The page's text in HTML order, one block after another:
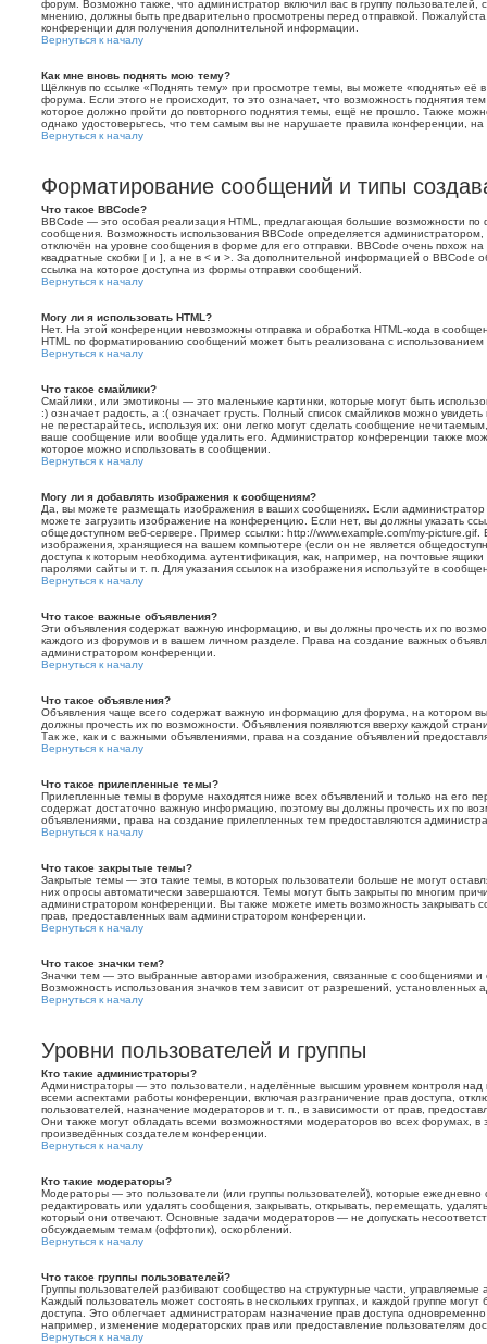
форум. Возможно также, что администратор включил вас в группу пользователей,
мнению, должны быть предварительно просмотрены перед отправкой.
конференции для получения дополнительной информации.
Вернуться к началу
Как мне вновь поднять мою тему?
Щёлкнув по ссылке «Поднять тему» при просмотре темы, вы можете «поднять» её
форума. Если этого не происходит, то это означает, что возможность поднятия
которое должно пройти до повторного поднятия темы, ещё не прошло. Также
однако удостоверьтесь, что тем самым вы не нарушаете правила конференции, на
Вернуться к началу
Форматирование сообщений и типы
Что такое BBCode?
BBCode — это особая реализация HTML, предлагающая большие возможности
сообщения. Возможность использования BBCode определяется
отключён на уровне сообщения в форме для его отправки. BBCode очень похож
квадратные скобки [ и ], а не в < и >. За дополнительной информацией о BBCode
ссылка на которое доступна из формы отправки сообщений.
Вернуться к началу
Могу ли я использовать HTML?
Нет. На этой конференции невозможны отправка и обработка HTML-кода в
HTML по форматированию сообщений может быть реализована с использованием
Вернуться к началу
Что такое смайлики?
Смайлики, или эмотиконы — это маленькие картинки, которые могут быть
:) означает радость, а :( означает грусть. Полный список смайликов можно
не перестарайтесь, используя их: они легко могут сделать сообщение
ваше сообщение или вообще удалить его. Администратор конференции также
которое можно использовать в сообщении.
Вернуться к началу
Могу ли я добавлять изображения к сообщениям?
Да, вы можете размещать изображения в ваших сообщениях. Если
можете загрузить изображение на конференцию. Если нет, вы должны указать
общедоступном веб-сервере. Пример ссылки: http://www.example.com/my-
изображения, хранящиеся на вашем компьютере (если он не является
доступа к которым необходима аутентификация, как, например, на почтовые
паролями сайты и т. п. Для указания ссылок на изображения используйте в
Вернуться к началу
Что такое важные объявления?
Эти объявления содержат важную информацию, и вы должны прочесть их по
каждого из форумов и в вашем личном разделе. Права на создание важных
администратором конференции.
Вернуться к началу
Что такое объявления?
Объявления чаще всего содержат важную информацию для форума, на котором
должны прочесть их по возможности. Объявления появляются вверху каждой
Так же, как и с важными объявлениями, права на создание объявлений
Вернуться к началу
Что такое прилепленные темы?
Прилепленные темы в форуме находятся ниже всех объявлений и только на его
содержат достаточно важную информацию, поэтому вы должны прочесть их по
объявлениями, права на создание прилепленных тем предоставляются
Вернуться к началу
Что такое закрытые темы?
Закрытые темы — это такие темы, в которых пользователи больше не могут
них опросы автоматически завершаются. Темы могут быть закрыты по многим
администратором конференции. Вы также можете иметь возможность закрывать
прав, предоставленных вам администратором конференции.
Вернуться к началу
Что такое значки тем?
Значки тем — это выбранные авторами изображения, связанные с сообщениями
Возможность использования значков тем зависит от разрешений,
Вернуться к началу
Уровни пользователей и группы
Кто такие администраторы?
Администраторы — это пользователи, наделённые высшим уровнем контроля над
всеми аспектами работы конференции, включая разграничение прав доступа,
пользователей, назначение модераторов и т. п., в зависимости от прав,
Они также могут обладать всеми возможностями модераторов во всех форумах, в
произведённых создателем конференции.
Вернуться к началу
Кто такие модераторы?
Модераторы — это пользователи (или группы пользователей), которые
редактировать или удалять сообщения, закрывать, открывать, перемещать,
который они отвечают. Основные задачи модераторов — не допускать
обсуждаемым темам (оффтопик), оскорблений.
Вернуться к началу
Что такое группы пользователей?
Группы пользователей разбивают сообщество на структурные части,
Каждый пользователь может состоять в нескольких группах, и каждой группе
доступа. Это облегчает администраторам назначение прав доступа
например, изменение модераторских прав или предоставление пользователям
Вернуться к началу